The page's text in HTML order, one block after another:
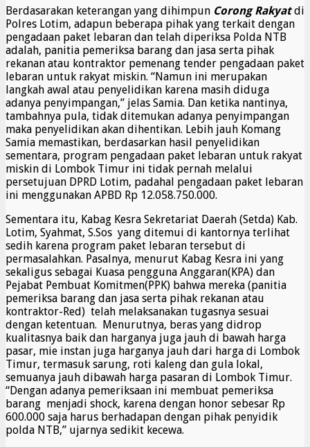
Berdasarakan keterangan yang dihimpun Corong Rakyatdi
Polres Lotim, adapun beberapa pihak yang terkait dengan
pengadaan paket lebaran dan telah diperiksa Polda NTB
adalah, panitia pemeriksa barang dan jasa serta pihak
rekanan atau kontraktor pemenang tender pengadaan paket
lebaran untuk rakyat miskin. “Namun ini merupakan
langkah awal atau penyelidikan karena masih diduga
adanya penyimpangan,” jelas Samia. Dan ketika nantinya,
tambahnya pula, tidak ditemukan adanya penyimpangan
maka penyelidikan akan dihentikan. Lebih jauh Komang
Samia memastikan, berdasarkan hasil penyelidikan
sementara, program pengadaan paket lebaran untuk rakyat
miskin di Lombok Timur ini tidak pernah melalui
persetujuan DPRD Lotim, padahal pengadaan paket lebaran
ini menggunakan APBD Rp 12.058.750.000.
Sementara itu, Kabag Kesra Sekretariat Daerah (Setda) Kab.
Lotim, Syahmat, S.Sos yang ditemui di kantornya terlihat
sedih karena program paket lebaran tersebut di
permasalahkan. Pasalnya, menurut Kabag Kesra ini yang
sekaligus sebagai Kuasa pengguna Anggaran(KPA) dan
Pejabat Pembuat Komitmen(PPK) bahwa mereka (panitia
pemeriksa barang dan jasa serta pihak rekanan atau
kontraktor-Red) telah melaksanakan tugasnya sesuai
dengan ketentuan. Menurutnya, beras yang didrop
kualitasnya baik dan harganya juga jauh di bawah harga
pasar, mie instan juga harganya jauh dari harga di Lombok
Timur, termasuk sarung, roti kaleng dan gula lokal,
semuanya jauh dibawah harga pasaran di Lombok Timur.
“Dengan adanya pemeriksaan ini membuat pemeriksa
barang menjadi shock, karena dengan honor sebesar Rp
600.000 saja harus berhadapan dengan pihak penyidik
polda NTB,” ujarnya sedikit kecewa.